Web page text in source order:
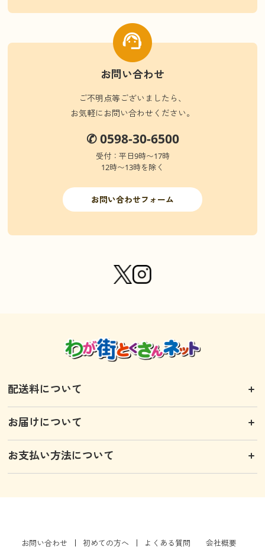
お問い合わせ
ご不明点等ございましたら、
お気軽にお問い合わせください。
✆ 0598-30-6500
受付：平日9時〜17時
12時〜13時を除く
お問い合わせフォーム
配送料について
お届けについて
お支払い方法について
お問い合わせ 初めての方へ よくある質問 会社概要